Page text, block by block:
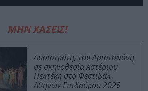
ΜΗΝ ΧΑΣΕΙΣ!
Λυσιστράτη, του Αριστοφάνη
σε σκηνοθεσία Αστέριου
Πελτέκη στο Φεστιβάλ
Αθηνών Επιδαύρου 2026